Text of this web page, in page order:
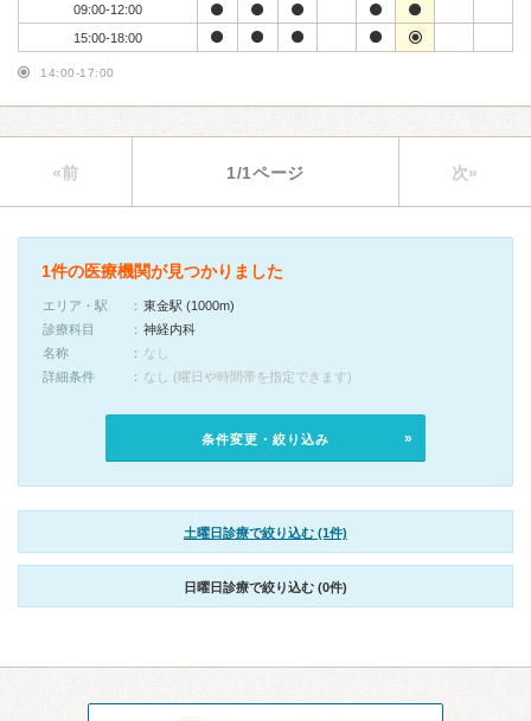
09:00-12:00
15:00-18:00
14:00-17:00
«前 1/1ページ 次»
1件の医療機関が見つかりました
エリア・駅
東金駅 (1000m)
診療科目
神経内科
名称
なし
詳細条件
なし (曜日や時間帯を指定できます)
条件変更・絞り込み
土曜日診療で絞り込む (1件)
日曜日診療で絞り込む (0件)